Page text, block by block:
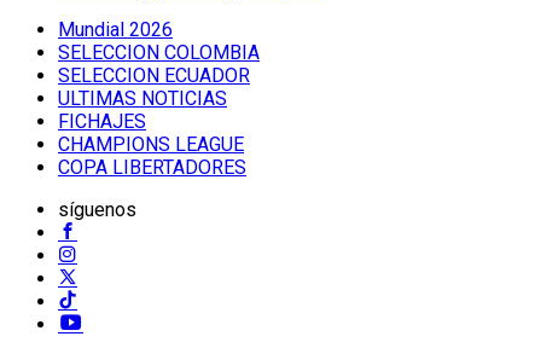
Mundial 2026
SELECCION COLOMBIA
SELECCION ECUADOR
ULTIMAS NOTICIAS
FICHAJES
CHAMPIONS LEAGUE
COPA LIBERTADORES
síguenos